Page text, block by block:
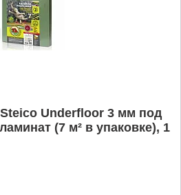
Underfloor 3 мм под
(7 м² в упаковке), 1